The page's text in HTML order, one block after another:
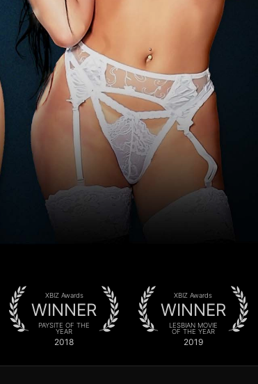
XBIZ Awards
WINNER
PAYSITE OF THE
YEAR
2018
XBIZ Awards
WINNER
LESBIAN MOVIE
OF THE YEAR
2019